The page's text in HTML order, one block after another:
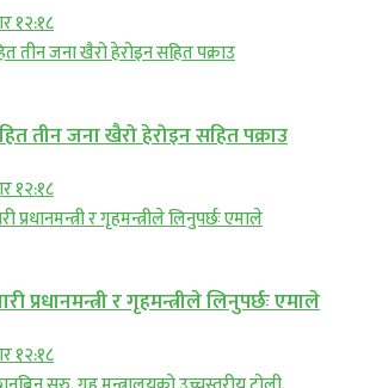
१२:१८
तीन जना खैरो हेरोइन सहित पक्राउ
१२:१८
प्रधानमन्त्री र गृहमन्त्रीले लिनुपर्छः एमाले
१२:१८